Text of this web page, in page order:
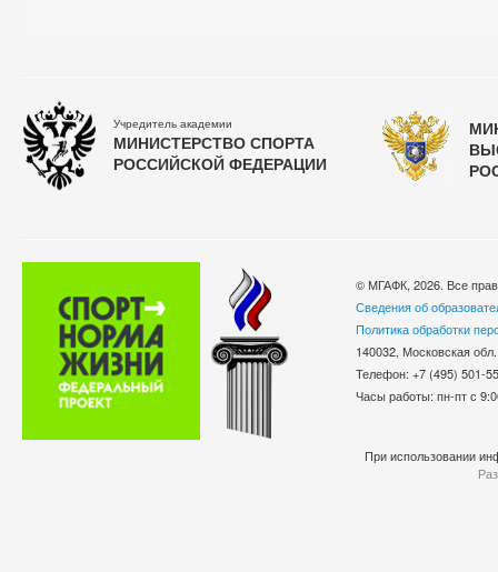
Учредитель академии
МИНИСТЕРСТВО СПОРТА
РОССИЙСКОЙ ФЕДЕРАЦИИ
© МГАФК, 2026. Все
Сведения об
Политика обработки
140032, Московская
Телефон: +7 (495)
Часы работы: пн-пт с
При использовании